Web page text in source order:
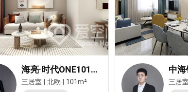
海亮·时代ONE101平米三居室北欧风装修案例
三居室 北欧
101m²
三居室